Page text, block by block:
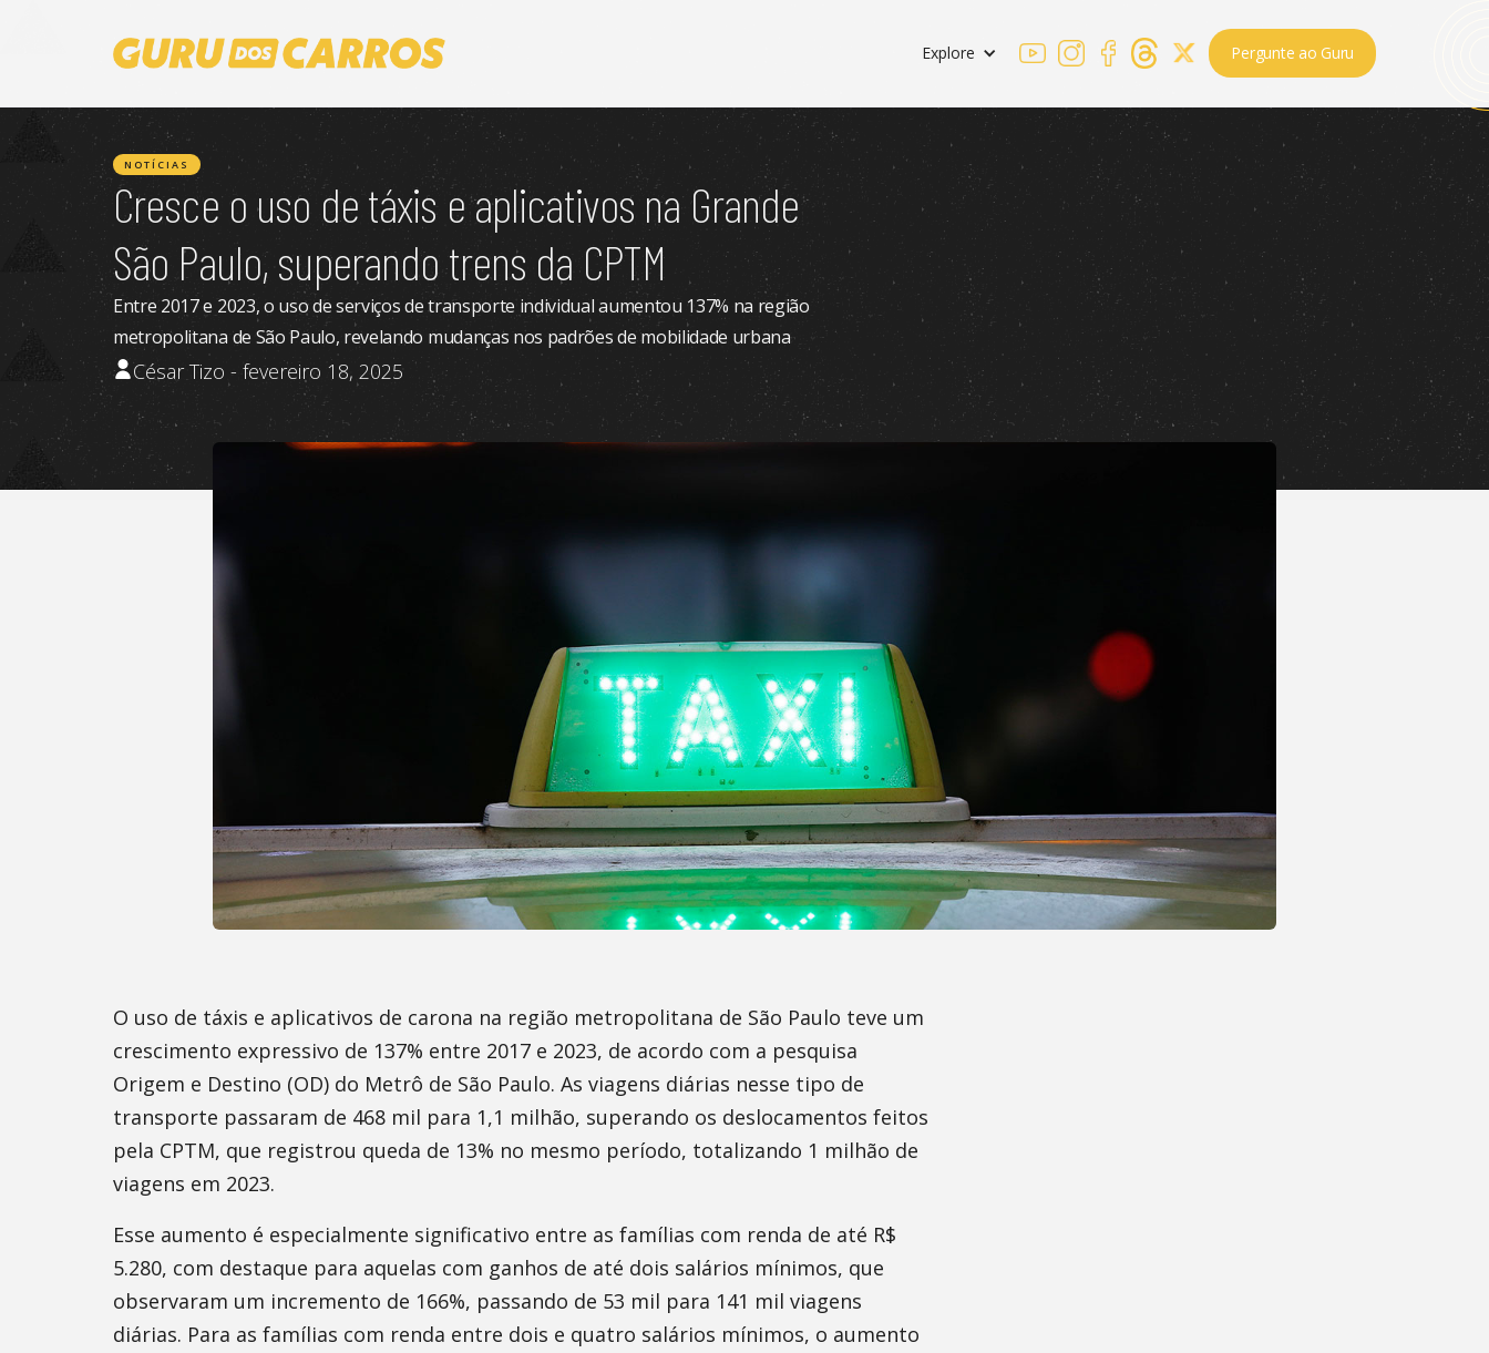
Explore Pergunte ao Guru
NOTÍCIAS
Cresce o uso de táxis e aplicativos na Grande
São Paulo, superando trens da CPTM
Entre 2017 e 2023, o uso de serviços de transporte individual aumentou 137% na região
metropolitana de São Paulo, revelando mudanças nos padrões de mobilidade urbana
César Tizo - fevereiro 18, 2025
O uso de táxis e aplicativos de carona na região metropolitana de São Paulo teve um
crescimento expressivo de 137% entre 2017 e 2023, de acordo com a pesquisa
Origem e Destino (OD) do Metrô de São Paulo. As viagens diárias nesse tipo de
transporte passaram de 468 mil para 1,1 milhão, superando os deslocamentos feitos
pela CPTM, que registrou queda de 13% no mesmo período, totalizando 1 milhão de
viagens em 2023.
Esse aumento é especialmente significativo entre as famílias com renda de até R$
5.280, com destaque para aquelas com ganhos de até dois salários mínimos, que
observaram um incremento de 166%, passando de 53 mil para 141 mil viagens
diárias. Para as famílias com renda entre dois e quatro salários mínimos, o aumento